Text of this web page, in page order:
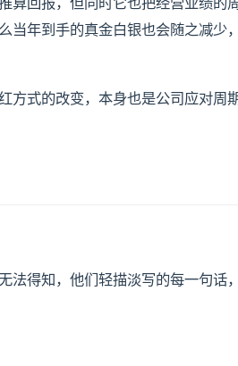
当年到手的真金白银也会随之减少
式的改变，本身也是公司应对周
法得知，他们轻描淡写的每一句话